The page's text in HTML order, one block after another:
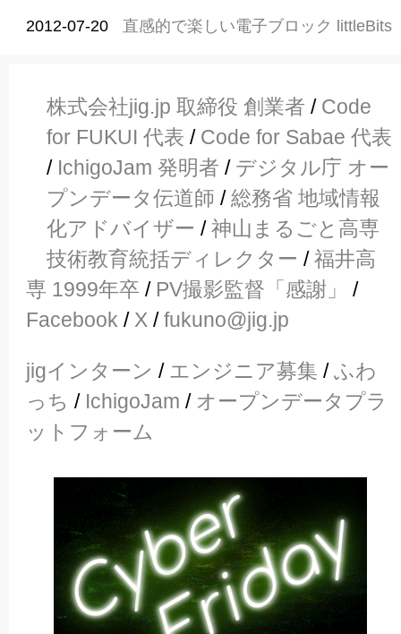
2012-07-20 直感的で楽しい電子ブロック littleBits
株式会社jig.jp 取締役 創業者 / Code
for FUKUI 代表 / Code for Sabae 代表
/ IchigoJam 発明者 / デジタル庁 オー
プンデータ伝道師 /総務省 地域情報
化アドバイザー /神山まるごと高専
技術教育統括ディレクター /福井高
専 1999年卒 / PV撮影監督「感謝」
/
Facebook / X /fukuno@jig.jp
jigインターン / エンジニア募集 /ふわ
っち / IchigoJam / オープンデータプラ
ットフォーム